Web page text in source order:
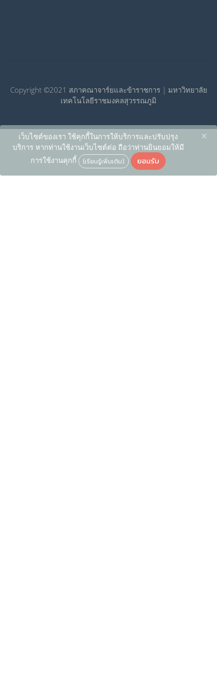
Copyright ©2021 สภาคณาจาร์ยและข้าราชการ | มหาวิทยาลัย
เทคโนโลยีราชมงคลสุวรรณภูมิ
เว็บไซต์ของเรา ใช้คุกกี้ในการให้บริการและปรับปรุง
บริการ หากท่านใช้งานเว็บไซต์ต่อ ถือว่าท่านยินยอมให้มี
การใช้งานคุกกี้ (เรียนรู้เพิ่มเติม) ยอมรับ
×